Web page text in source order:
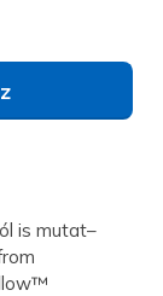
is mutat–